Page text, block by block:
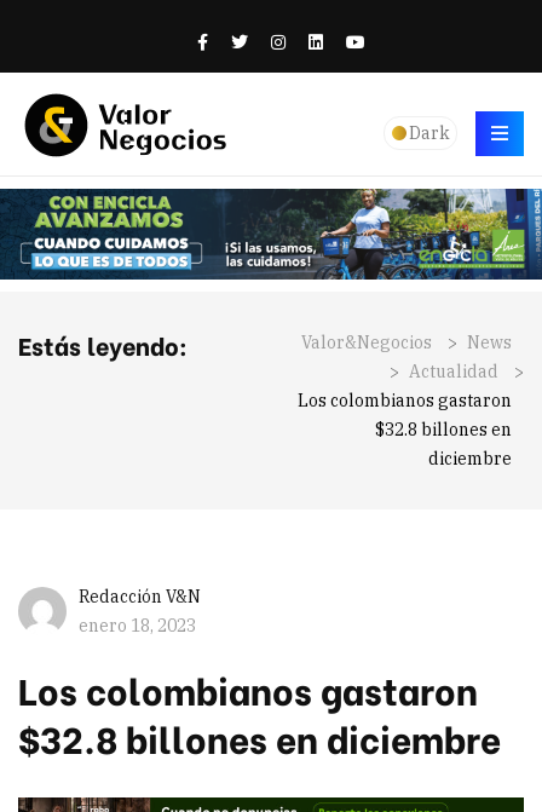
Dark
Estás leyendo: Valor&Negocios > News
> Actualidad
>
Los colombianos gastaron
$32.8 billones en
diciembre
Redacción V&N
enero 18, 2023
Los colombianos gastaron
$32.8 billones en diciembre